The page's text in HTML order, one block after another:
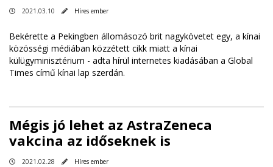
2021.03.10 Híres ember
Bekérette a Pekingben állomásozó brit nagykövetet egy, a kínai
közösségi médiában közzétett cikk miatt a kínai
külügyminisztérium - adta hírül internetes kiadásában a Global
Times című kínai lap szerdán.
Mégis jó lehet az AstraZeneca
vakcina az időseknek is
2021.02.28 Híres ember